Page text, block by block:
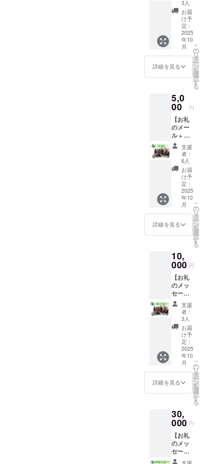
援） 感
謝の気
持ちを
込め
て、
メール
にてお
礼の
メッ
セージ
りしま
す。
（500円
内容と
同様）
3人
お届
け予
定：
2025
年10
月
詳細を見る
こ
の
リ
タ
ー
ン
を
選
択
す
る
5,0
00 円
【お礼
のメー
ル + お
礼のミ
ニビデ
オメッ
セー
ジ】
（応
援） 感
謝の気
持ちを
込め
て、お
礼の
メッ
ジ、 ミ
ニビデ
オメッ
セージ
（30秒
程度）
をお送
りしま
す。
メール
にURL
を記載
しま
す。
支援
者：
6人
お届
け予
定：
2025
年10
月
詳細を見る
こ
の
リ
タ
ー
ン
を
選
択
す
る
10,
000 円
【お礼
のメッ
セージ
+ イベ
ント風
景まと
めた動
画】
（超超
応援）
感謝の
気持ち
を込め
て、お
礼の
メッ
とイベ
ント当
日をま
とめた
動画(最
大1分30
秒程度)
支援
者：
3人
お届
け予
定：
2025
年10
月
詳細を見る
こ
の
リ
タ
ー
ン
を
選
択
す
る
30,
000 円
【お礼
のメッ
セージ
+ イベ
支援